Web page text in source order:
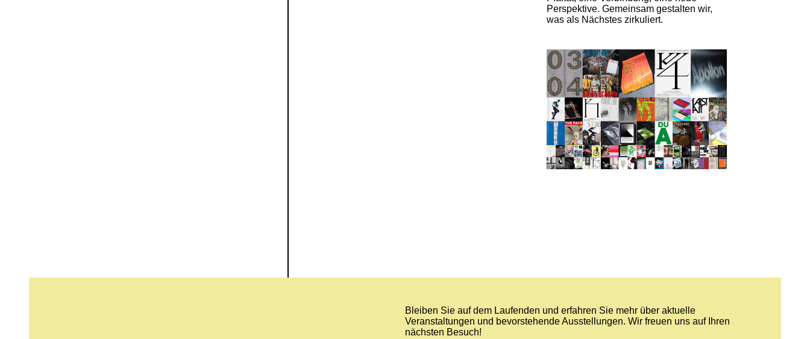
Perspektive. Gemeinsam gestalten wir,
was als Nächstes zirkuliert.
Bleiben Sie auf dem Laufenden und erfahren Sie mehr über aktuelle
Veranstaltungen und bevorstehende Ausstellungen. Wir freuen uns auf Ihren
nächsten Besuch!